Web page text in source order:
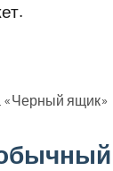
«Черный ящик»